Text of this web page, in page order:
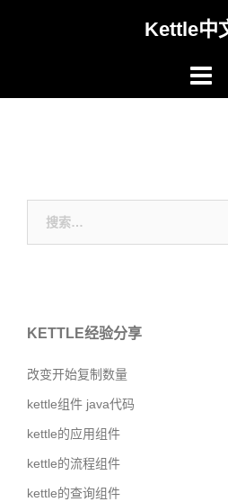
Kettle中
索：
KETTLE经验分享
改变开始复制数量
kettle组件 java代码
kettle的应用组件
kettle的流程组件
kettle的查询组件